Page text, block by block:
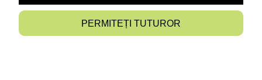
INFORMAȚII
PERMITEȚI TUTUROR